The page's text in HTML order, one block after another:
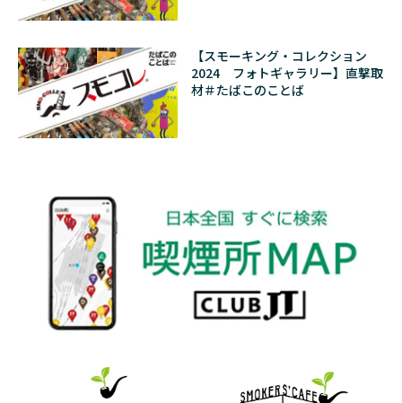
【スモーキング・コレクション
2024 フォトギャラリー】直撃取
材＃たばこのことば